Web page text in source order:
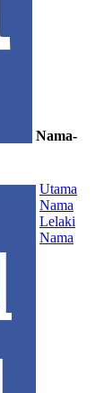
Nama-
Utama
Nama
Lelaki
Nama